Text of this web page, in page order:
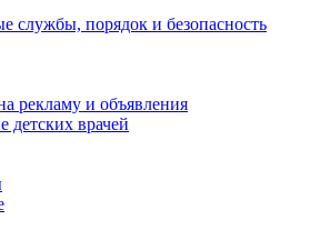
службы, порядок и безопасность
рекламу и объявления
детских врачей